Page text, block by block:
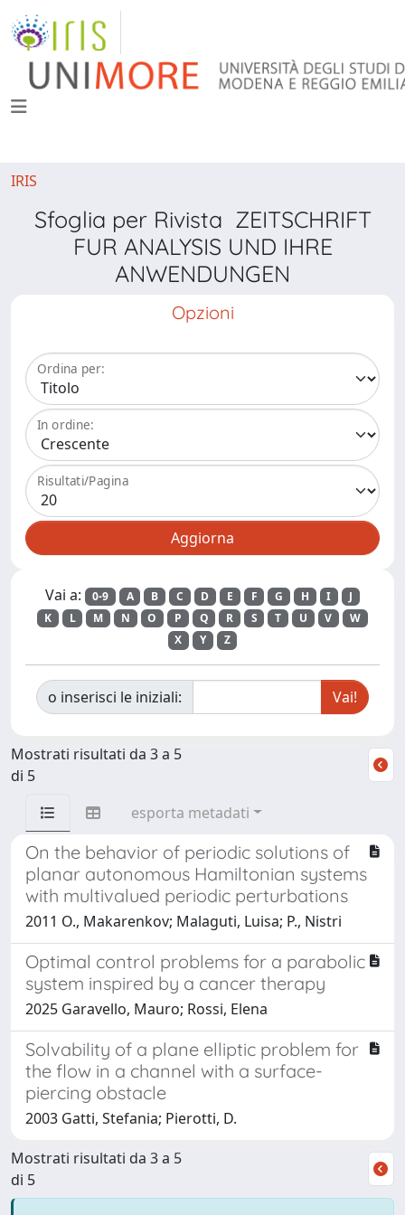
IRIS
Sfoglia per Rivista ZEITSCHRIFT
FUR ANALYSIS UND IHRE
ANWENDUNGEN
Opzioni
Ordina per:
In ordine:
Risultati/Pagina
Vai a: 0-9 A B C D E F G H I
J
K
L M N O P Q R S T U V
W
X
Y Z
o inserisci le iniziali:
Mostrati risultati da 3 a 5
di 5
esporta metadati
On the behavior of periodic solutions of
planar autonomous Hamiltonian systems
with multivalued periodic perturbations
2011 O., Makarenkov; Malaguti, Luisa; P., Nistri
Optimal control problems for a parabolic
system inspired by a cancer therapy
2025 Garavello, Mauro; Rossi, Elena
Solvability of a plane elliptic problem for
the flow in a channel with a surface-
piercing obstacle
2003 Gatti, Stefania; Pierotti, D.
Mostrati risultati da 3 a 5
di 5